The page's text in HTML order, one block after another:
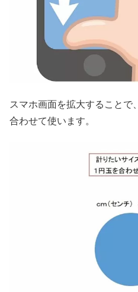
スマホ画面を拡大することで
合わせて使います。